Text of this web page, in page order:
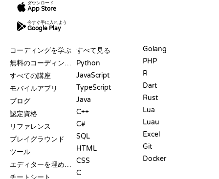
ダウンロード
App Store
今すぐ手に入れよう
Google Play
コーディングを学ぶ
無料のコーディングサイト
すべての講座
モバイルアプリ
ブログ
認定資格
リファレンス
プレイグラウンド
ツール
エディターを埋め込む
チートシート
すべて見る
Python
JavaScript
TypeScript
Java
C++
C#
SQL
HTML
CSS
C
Golang
PHP
R
Dart
Rust
Lua
Luau
Excel
Git
Docker